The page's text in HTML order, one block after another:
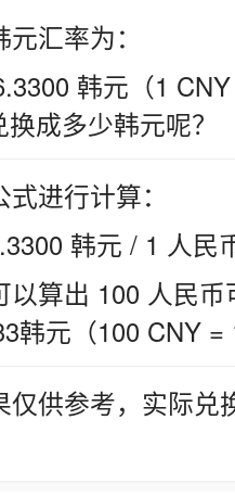
汇率为：
韩元（1
成多少韩元呢？
进行计算：
韩元 / 1 人民
以算出 100 人民
韩元（100 CNY =
仅供参考，实际